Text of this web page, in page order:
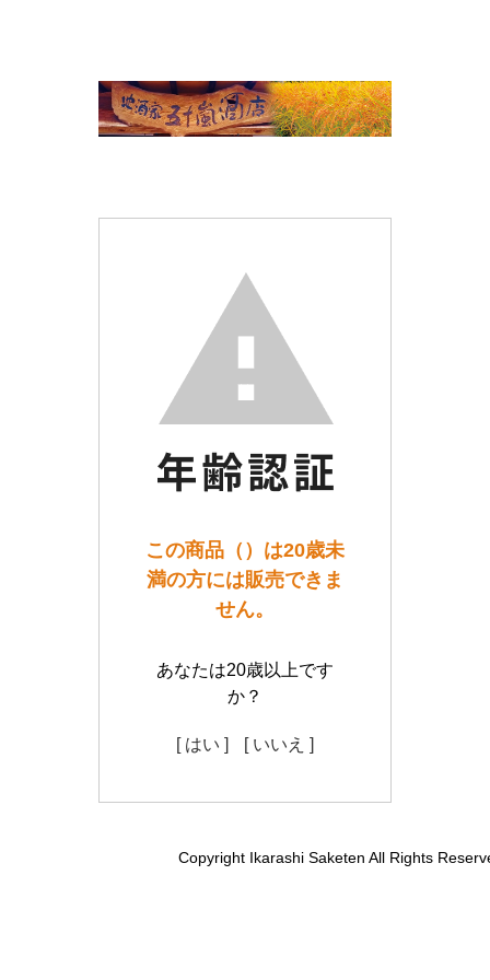
この商品（）は20歳未
満の方には販売できま
せん。
あなたは20歳以上です
か？
[ はい ] [ いいえ ]
Copyright Ikarashi Saketen All Rights